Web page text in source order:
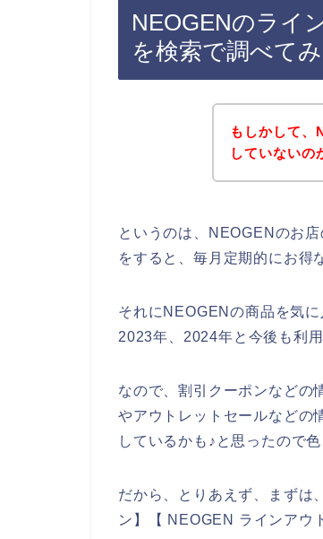
NEOGENのライ
を検索で調べてみ
もしかして、
していないの
というのは、NEOGENのお
をすると、毎月定期的にお得
それにNEOGENの商品を気
2023年、2024年と今後も利
なので、割引クーポンなどの
やアウトレットセールなどの
しているかも♪と思ったので
だから、とりあえず、まずは
ン】【 NEOGEN ラインアウ